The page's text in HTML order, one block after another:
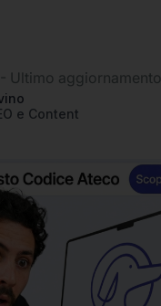
Ultimo aggiornamento
e Content